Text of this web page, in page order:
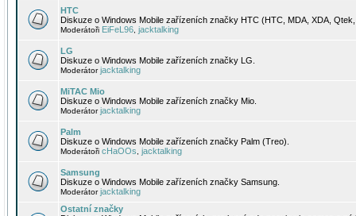
HTC
Diskuze o Windows Mobile zařízeních značky HTC (HTC, MDA, XDA,
Moderátoři EiFeL96 jacktalking
LG
Diskuze o Windows Mobile zařízeních značky LG.
Moderátorjacktalking
MiTAC Mio
Diskuze o Windows Mobile zařízeních značky Mio.
Moderátorjacktalking
Palm
Diskuze o Windows Mobile zařízeních značky Palm (Treo).
Moderátoři cHaOOs jacktalking
Samsung
Diskuze o Windows Mobile zařízeních značky Samsung.
Moderátorjacktalking
Ostatní značky